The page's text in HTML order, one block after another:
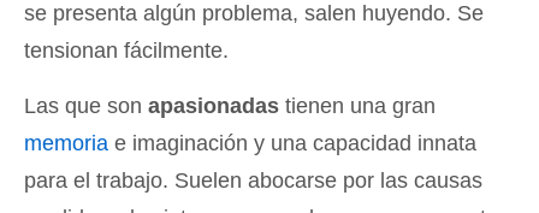
se presenta algún problema, salen huyendo. Se
tensionan fácilmente.
Las que son apasionadas tienen una gran
memoria e imaginación y una capacidad innata
para el trabajo. Suelen abocarse por las causas